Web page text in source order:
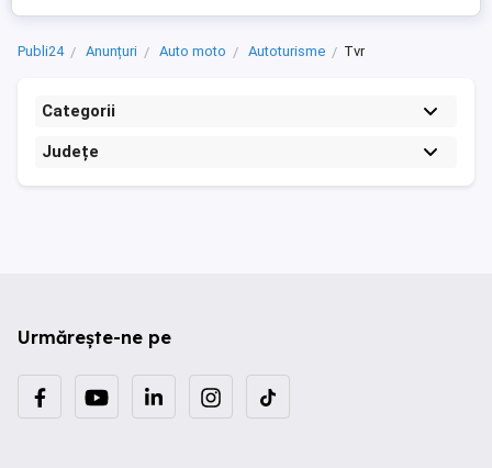
Publi24 Anunțuri Auto moto Autoturisme Tvr
Categorii
Județe
Urmărește-ne pe